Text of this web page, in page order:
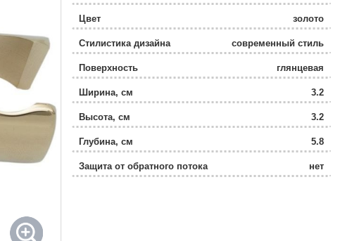
Цвет золото
Стилистика дизайна современный стиль
Поверхность глянцевая
Ширина, см 3.2
Высота, см 3.2
Глубина, см 5.8
Защита от обратного потока нет